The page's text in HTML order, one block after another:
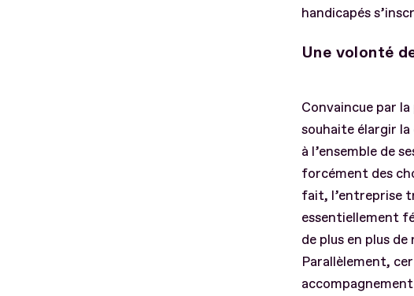
handicapés
Une volonté
Convaincue par
souhaite élargir la
à l’ensemble de
forcément des
fait, l’entreprise
essentiellement
de plus en plus
Parallèlement,